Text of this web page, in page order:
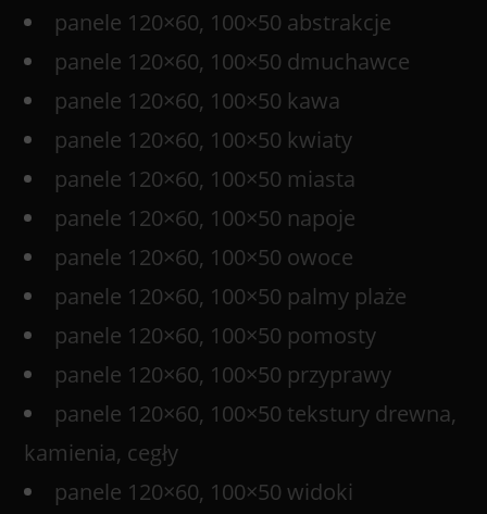
panele 120×60, 100×50 abstrakcje
panele 120×60, 100×50 dmuchawce
panele 120×60, 100×50 kawa
panele 120×60, 100×50 kwiaty
panele 120×60, 100×50 miasta
panele 120×60, 100×50 napoje
panele 120×60, 100×50 owoce
panele 120×60, 100×50 palmy plaże
panele 120×60, 100×50 pomosty
panele 120×60, 100×50 przyprawy
panele 120×60, 100×50 tekstury drewna,
kamienia, cegły
panele 120×60, 100×50 widoki